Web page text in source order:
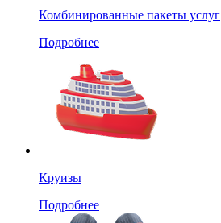
Комбинированные пакеты услуг
Подробнее
Круизы
Подробнее